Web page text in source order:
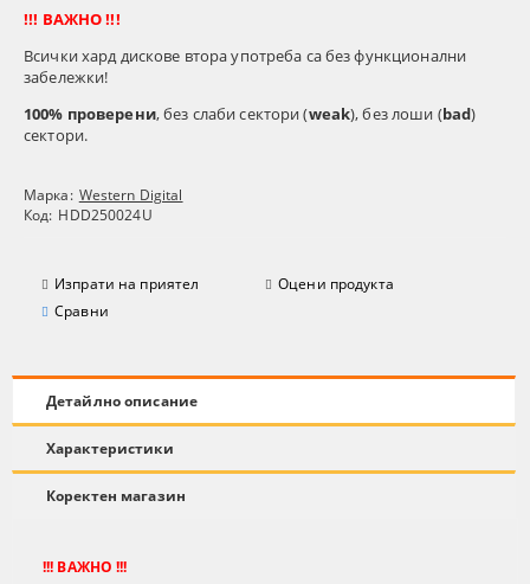
!!! ВАЖНО !!!
Всички хард дискове втора употреба са без функционални
забележки!
100% проверени, без слаби сектори (weak), без лоши (bad)
сектори.
Марка: Western Digital
Код: HDD250024U
Изпрати на приятел
Оцени продукта
Сравни
Детайлно описание
Характеристики
Коректен магазин
!!! ВАЖНО !!!